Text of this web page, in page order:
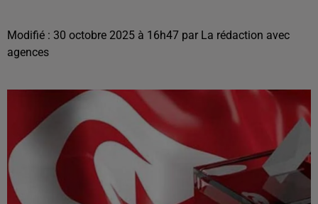
Modifié : 30 octobre 2025 à 16h47 par La rédaction avec
agences